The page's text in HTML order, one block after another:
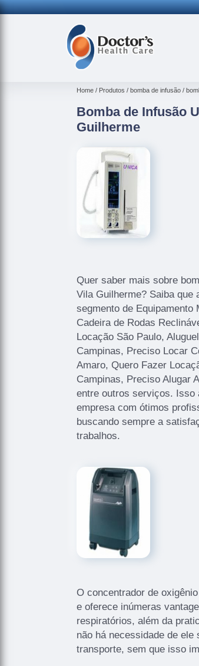
Home Produtos bomba de infusão
Bomba de Infusão
Guilherme
Quer saber mais sobre
Vila Guilherme? Saiba que
segmento de Equipamento
Cadeira de Rodas
Locação São Paulo,
Campinas, Preciso Locar
Amaro, Quero Fazer
Campinas, Preciso Alugar
entre outros serviços. Isso
empresa com ótimos
buscando sempre a
trabalhos.
O concentrador de
e oferece inúmeras
respiratórios, além da
não há necessidade de
transporte, sem que isso